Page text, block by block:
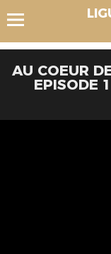
AU COEUR
EPISODE